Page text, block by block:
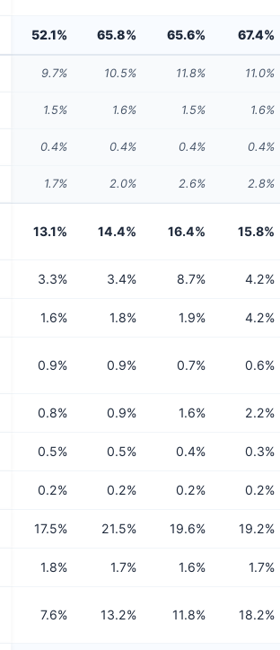
52.1% 65.8% 65.6% 67.4%
9.7% 10.5% 11.8% 11.0%
1.5% 1.6% 1.5% 1.6%
0.4% 0.4% 0.4% 0.4%
1.7% 2.0% 2.6% 2.8%
13.1% 14.4% 16.4% 15.8%
3.3% 3.4% 8.7% 4.2%
1.6% 1.8% 1.9% 4.2%
0.9% 0.9% 0.7% 0.6%
0.8% 0.9% 1.6% 2.2%
0.5% 0.5% 0.4% 0.3%
0.2% 0.2% 0.2% 0.2%
17.5% 21.5% 19.6% 19.2%
1.8% 1.7% 1.6% 1.7%
7.6% 13.2% 11.8% 18.2%